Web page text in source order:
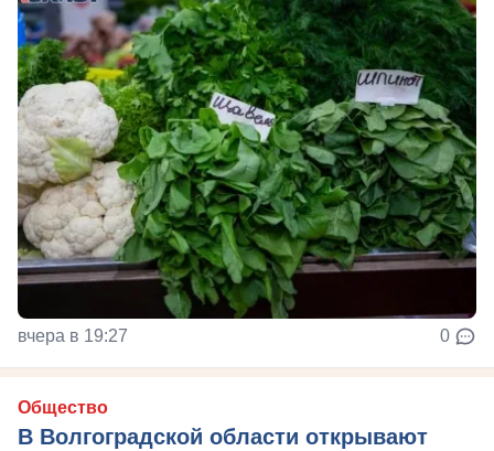
вчера в 19:27 0
Общество
В Волгоградской области открывают